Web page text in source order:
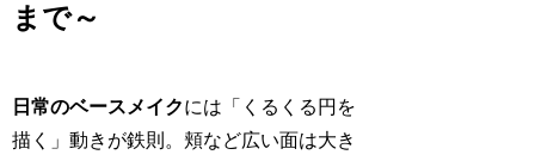
まで～
日常のベースメイクには「くるくる円を
描く」動きが鉄則。頬など広い面は大き